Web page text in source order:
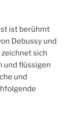
ist berühmt
Debussy und
sich
und flüssigen
und